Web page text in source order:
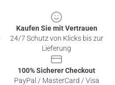
Kaufen Sie mit Vertrauen
24/7 Schutz von Klicks bis zur
Lieferung
100% Sicherer Checkout
PayPal / MasterCard / Visa